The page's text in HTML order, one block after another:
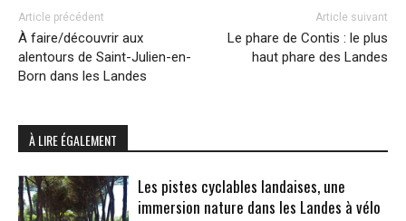
Article précédent
À faire/découvrir aux
alentours de Saint-Julien-en-
Born dans les Landes
Article suivant
Le phare de Contis : le plus
haut phare des Landes
À LIRE ÉGALEMENT
Les pistes cyclables landaises, une
immersion nature dans les Landes à vélo